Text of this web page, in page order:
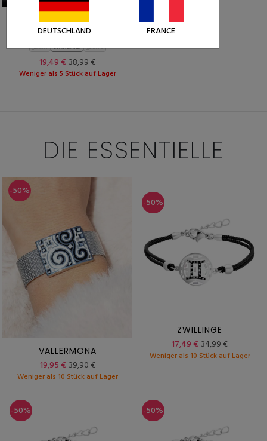
ORETA
KLEIN STANDARD BREITE
19,49 € 38,99 €
Weniger als 5 Stück auf Lager
DIE ESSENTIELLE
-50%
VALLERMONA
19,95 €39,90 €
Weniger als 10 Stück auf Lager
-50%
ZWILLINGE
17,49 € 34,99 €
Weniger als 10 Stück auf Lager
-50% -50%
DEUTSCHLAND FRANCE